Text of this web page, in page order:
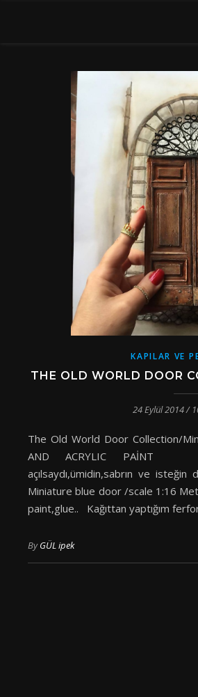
KAPILAR VE
THE OLD WORLD DOOR
24 Eylül 2014/
The Old World Door Collection/
AND ACRYLIC PAİNT
açılsaydı,ümidin,sabrın ve isteğin
Miniature blue door /scale 1:16
paint,glue.. Kağıttan yaptığım
ByGÜL ipek